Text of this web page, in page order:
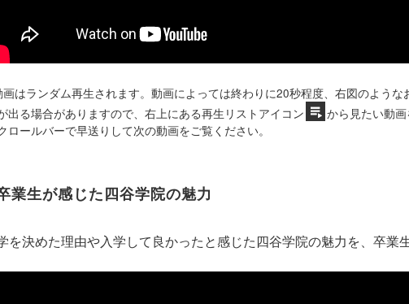
画はランダム再生されます。動画によっては終わりに20秒程度、右図のような
出る場合がありますので、右上にある再生リストアイコン
から見たい動
ロールバーで早送りして次の動画をご覧ください。
業生が感じた四谷学院の魅力
を決めた理由や入学して良かったと感じた四谷学院の魅力を、卒業